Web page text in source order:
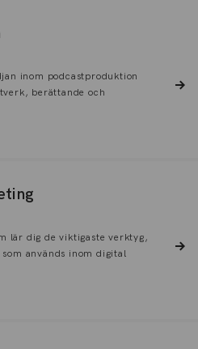
inom podcastproduktion
berättande och
lär dig de viktigaste verktyg,
används inom digital